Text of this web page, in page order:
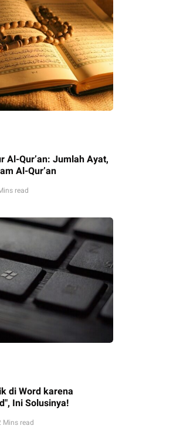
Al-Qur’an: Jumlah Ayat,
Al-Qur’an
read
di Word karena
Ini Solusinya!
Mins read